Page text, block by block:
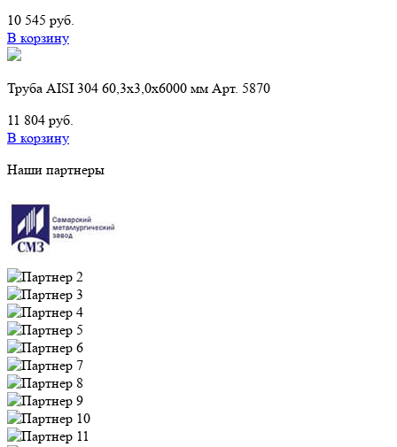
10 545 руб.
В корзину
Труба AISI 304 60,3х3,0х6000 мм Арт. 5870
11 804 руб.
В корзину
Наши партнеры